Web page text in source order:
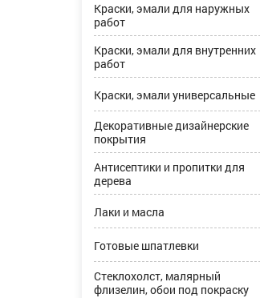
Краски, эмали для наружных
работ
Краски, эмали для внутренних
работ
Краски, эмали универсальные
Декоративные дизайнерские
покрытия
Антисептики и пропитки для
дерева
Лаки и масла
Готовые шпатлевки
Стеклохолст, малярный
флизелин, обои под покраску